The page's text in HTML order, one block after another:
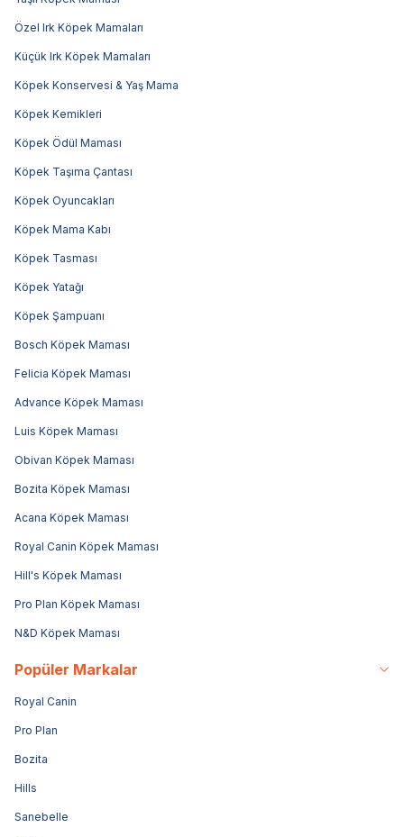
Özel Irk Köpek Mamaları
Küçük Irk Köpek Mamaları
Köpek Konservesi & Yaş Mama
Köpek Kemikleri
Köpek Ödül Maması
Köpek Taşıma Çantası
Köpek Oyuncakları
Köpek Mama Kabı
Köpek Tasması
Köpek Yatağı
Köpek Şampuanı
Bosch Köpek Maması
Felicia Köpek Maması
Advance Köpek Maması
Luis Köpek Maması
Obivan Köpek Maması
Bozita Köpek Maması
Acana Köpek Maması
Royal Canin Köpek Maması
Hill's Köpek Maması
Pro Plan Köpek Maması
N&D Köpek Maması
Popüler Markalar
Royal Canin
Pro Plan
Bozita
Hills
Sanebelle